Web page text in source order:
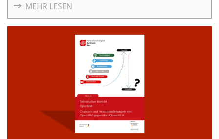
gewährleisten.
MEHR LESEN